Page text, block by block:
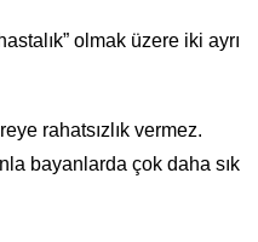
olmak üzere iki ayrı
rahatsızlık vermez.
bayanlarda çok daha sık